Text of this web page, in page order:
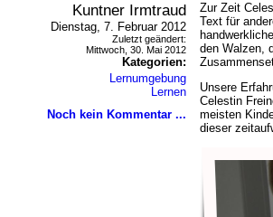
Kuntner Irmtraud
Dienstag, 7. Februar 2012
Zuletzt geändert:
Mittwoch, 30. Mai 2012
Kategorien:
Lernumgebung
Lernen
Noch kein Kommentar ...
Zur Zeit
Text für
den Walzen,
Unsere
Celestin
meisten
dieser